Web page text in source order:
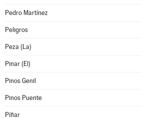
Pedro Martínez
Peligros
Peza (La)
Pinar (El)
Pinos Genil
Pinos Puente
Píñar